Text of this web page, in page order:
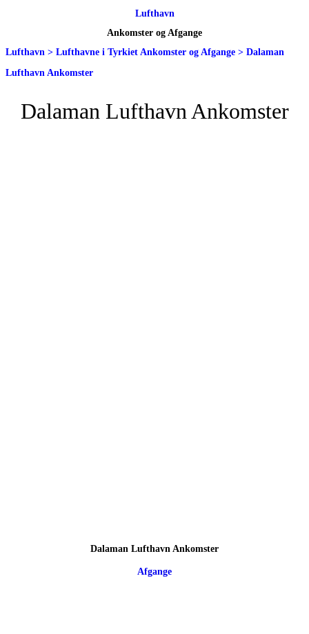
Lufthavn
Ankomster og Afgange
Lufthavn > Lufthavne i Tyrkiet Ankomster og Afgange > Dalaman
Lufthavn Ankomster
Dalaman Lufthavn Ankomster
Dalaman Lufthavn Ankomster
Afgange